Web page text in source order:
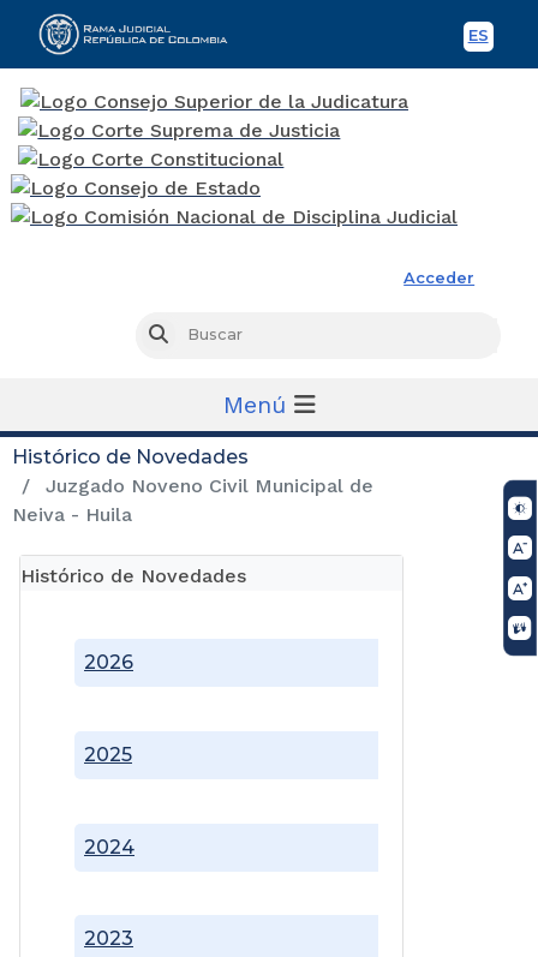
ES
Acceder
Buscar
Menú
Histórico de Novedades
Juzgado Noveno Civil Municipal de
Neiva - Huila
Histórico de Novedades
2023
2024
2025
2026